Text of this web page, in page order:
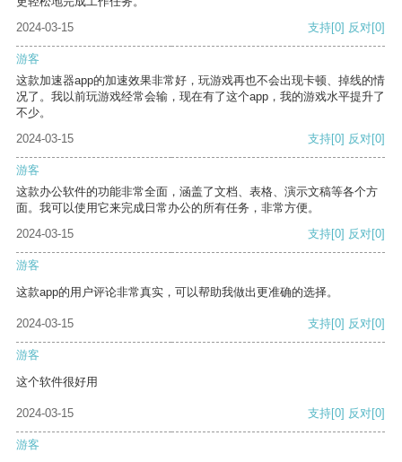
2024-03-15
支持[0] 反对[0]
游客
这款加速器app的加速效果非常好，玩游戏再也不会出现卡顿、掉线的情
况了。我以前玩游戏经常会输，现在有了这个app，我的游戏水平提升了
不少。
2024-03-15
支持[0] 反对[0]
游客
这款办公软件的功能非常全面，涵盖了文档、表格、演示文稿等各个方
面。我可以使用它来完成日常办公的所有任务，非常方便。
2024-03-15
支持[0] 反对[0]
游客
这款app的用户评论非常真实，可以帮助我做出更准确的选择。
2024-03-15 支持[0] 反对[0]
游客
这个软件很好用
2024-03-15 支持[0] 反对[0]
游客